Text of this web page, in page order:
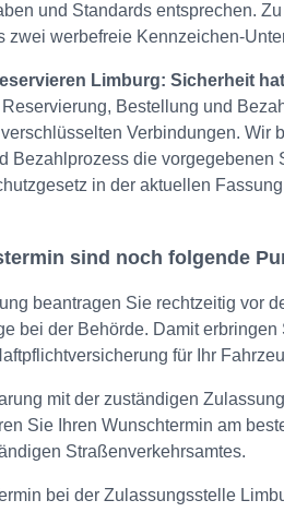
und Standards entsprechen.
zwei werbefreie Kennzeichen-
Limburg: Sicherheit
Bestellung und
Verbindungen. Wir
Bezahlprozess die vorgegebenen
in der aktuellen
sind noch folgende
beantragen Sie rechtzeitig vor
bei der Behörde. Damit
für Ihr
mit der zuständigen
Sie Ihren Wunschtermin am
Straßenverkehrsamtes.
bei der Zulassungsstelle